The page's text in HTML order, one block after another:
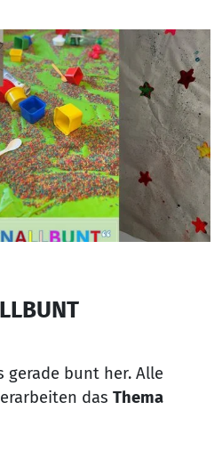
gerade bunt her. Alle
das Thema